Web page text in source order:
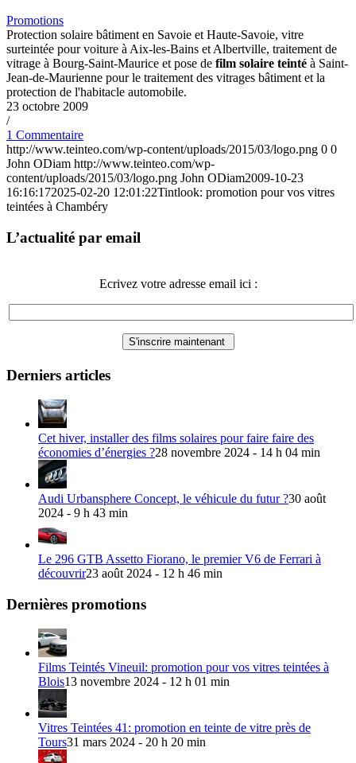
Promotions
Protection solaire bâtiment en Savoie et Haute-Savoie, vitre
surteintée pour voiture à Aix-les-Bains et Albertville, traitement de
vitrage à Bourg-Saint-Maurice et pose de film solaire teinté à Saint-
Jean-de-Maurienne pour le traitement des vitrages bâtiment et la
protection de l'habitacle automobile.
23 octobre 2009
/
1 Commentaire
http://www.teinteo.com/wp-content/uploads/2015/03/logo.png 0 0
John ODiam http://www.teinteo.com/wp-
content/uploads/2015/03/logo.png John ODiam2009-10-23
16:16:172025-02-20 12:01:22Tintlook: promotion pour vos vitres
teintées à Chambéry
L’actualité par email
Ecrivez votre adresse email ici :
Derniers articles
Cet hiver, installer des films solaires pour faire faire des
économies d’énergies ?28 novembre 2024 - 14 h 04 min
Audi Urbansphere Concept, le véhicule du futur ?30 août
2024 - 9 h 43 min
Le 296 GTB Assetto Fiorano, le premier V6 de Ferrari à
découvrir23 août 2024 - 12 h 46 min
Dernières promotions
Films Teintés Vineuil: promotion pour vos vitres teintées à
Blois13 novembre 2024 - 12 h 01 min
Vitres Teintées 41: promotion en teinte de vitre près de
Tours31 mars 2024 - 20 h 20 min